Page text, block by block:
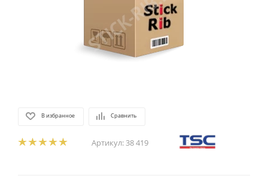
В избранное Сравнить
Артикул: 38 419